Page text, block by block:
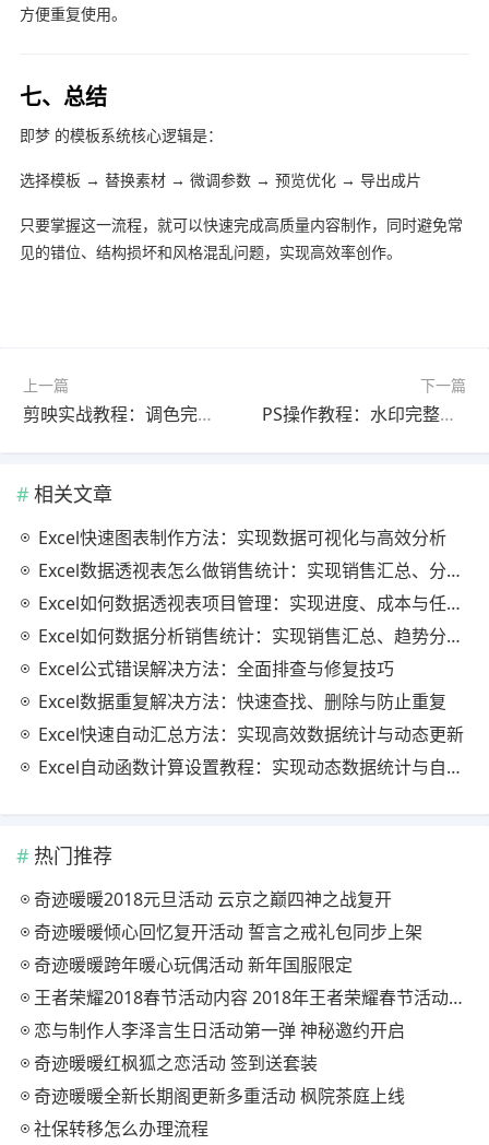
方便重复使用。
七、总结
即梦的模板系统核心逻辑是：
选择模板 → 替换素材 → 微调参数 → 预览优化 → 导出成片
只要掌握这一流程，就可以快速完成高质量内容制作，同时避免常
见的错位、结构损坏和风格混乱问题，实现高效率创作。
上一篇
剪映实战教程：调色完整教程官方最新版（详细步骤）
下一篇
PS操作教程：水印完整教程2025最新版（常见问题解决）
相关文章
Excel快速图表制作方法：实现数据可视化与高效分析
Excel数据透视表怎么做销售统计：实现销售汇总、分析与动态监控
Excel如何数据透视表项目管理：实现进度、成本与任务的高效分析
Excel如何数据分析销售统计：实现销售汇总、趋势分析与业绩优化
Excel公式错误解决方法：全面排查与修复技巧
Excel数据重复解决方法：快速查找、删除与防止重复
Excel快速自动汇总方法：实现高效数据统计与动态更新
Excel自动函数计算设置教程：实现动态数据统计与自动更新
热门推荐
奇迹暖暖2018元旦活动 云京之巅四神之战复开
奇迹暖暖倾心回忆复开活动 誓言之戒礼包同步上架
奇迹暖暖跨年暖心玩偶活动 新年国服限定
王者荣耀2018春节活动内容 2018年王者荣耀春节活动大全
恋与制作人李泽言生日活动第一弹 神秘邀约开启
奇迹暖暖红枫狐之恋活动 签到送套装
奇迹暖暖全新长期阁更新多重活动 枫院茶庭上线
社保转移怎么办理流程